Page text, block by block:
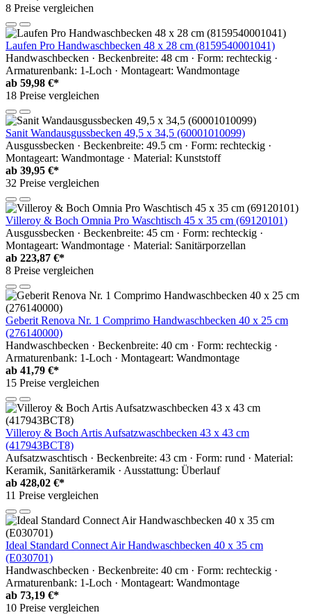
8 Preise vergleichen
Laufen Pro Handwaschbecken 48 x 28 cm (8159540001041)
Handwaschbecken · Beckenbreite: 48 cm · Form: rechteckig ·
Armaturenbank: 1-Loch · Montageart: Wandmontage
ab 59,98 €*
18 Preise vergleichen
Sanit Wandausgussbecken 49,5 x 34,5 (60001010099)
Ausgussbecken · Beckenbreite: 49.5 cm · Form: rechteckig ·
Montageart: Wandmontage · Material: Kunststoff
ab 39,95 €*
32 Preise vergleichen
Villeroy & Boch Omnia Pro Waschtisch 45 x 35 cm (69120101)
Ausgussbecken · Beckenbreite: 45 cm · Form: rechteckig ·
Montageart: Wandmontage · Material: Sanitärporzellan
ab 223,87 €*
8 Preise vergleichen
Geberit Renova Nr. 1 Comprimo Handwaschbecken 40 x 25 cm
(276140000)
Handwaschbecken · Beckenbreite: 40 cm · Form: rechteckig ·
Armaturenbank: 1-Loch · Montageart: Wandmontage
ab 41,79 €*
15 Preise vergleichen
Villeroy & Boch Artis Aufsatzwaschbecken 43 x 43 cm
(417943BCT8)
Aufsatzwaschtisch · Beckenbreite: 43 cm · Form: rund · Material:
Keramik, Sanitärkeramik · Ausstattung: Überlauf
ab 428,02 €*
11 Preise vergleichen
Ideal Standard Connect Air Handwaschbecken 40 x 35 cm
(E030701)
Handwaschbecken · Beckenbreite: 40 cm · Form: rechteckig ·
Armaturenbank: 1-Loch · Montageart: Wandmontage
ab 73,19 €*
10 Preise vergleichen